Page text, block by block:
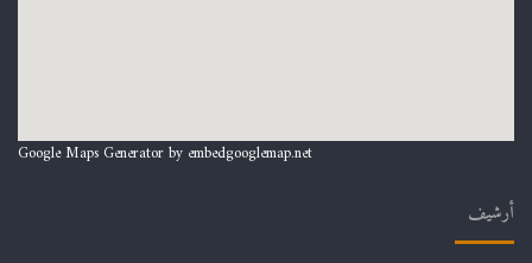
Google Maps Generator by embedgooglemap.net
أرشيف